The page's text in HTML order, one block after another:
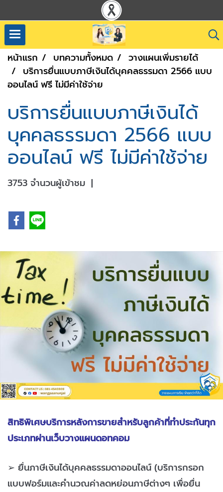
หน้าแรก บทความทั้งหมด
วางแผนเพิ่มรายได้
บริการยื่นแบบภาษีเงินได้บุคคลธรรมดา 2566 แบบ
ออนไลน์ ฟรี ไม่มีค่าใช้จ่าย
บริการยื่นแบบภาษีเงินได้
บุคคลธรรมดา 2566 แบบ
ออนไลน์ ฟรี ไม่มีค่าใช้จ่าย
3753 จำนวนผู้เข้าชม |
สิทธิพิเศษบริการหลังการขายสำหรับลูกค้าที่ทำประกันทุก
ประเภทผ่านเว็บวางแผนดอทคอม
➢ ยื่นภาษีเงินได้บุคคลธรรมดาออนไลน์ (บริการกรอก
แบบฟอร์มและคำนวณค่าลดหย่อนภาษีต่างๆ เพื่อยื่น